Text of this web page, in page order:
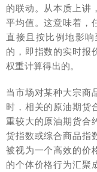
的联动。从本质上讲
平均值。这意味着，
直接且按比例地影
的，即指数的实时报
权重计算得出的。
当市场对某种大宗商
时，相关的原油期货
重较大的原油期货合
货指数或综合商品指
被视为一个高效的价
的个体价格行为汇聚